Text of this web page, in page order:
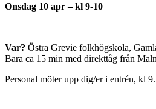
Onsdag 10 apr – kl 9-10
Var? Östra Grevie folkhögskola,
Bara ca 15 min med direkttåg från
Personal möter upp dig/er i entrén, kl 9.